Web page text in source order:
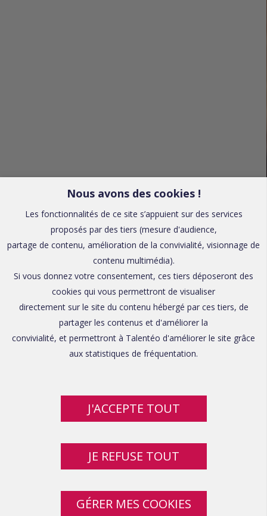
Nous avons des cookies !
Les fonctionnalités de ce site s’appuient sur des services
proposés par des tiers (mesure d'audience,
partage de contenu, amélioration de la convivialité, visionnage de
contenu multimédia).
Si vous donnez votre consentement, ces tiers déposeront des
cookies qui vous permettront de visualiser
directement sur le site du contenu hébergé par ces tiers, de
partager les contenus et d'améliorer la
convivialité, et permettront à Talentéo d'améliorer le site grâce
aux statistiques de fréquentation.
J'ACCEPTE TOUT
JE REFUSE TOUT
GÉRER MES COOKIES